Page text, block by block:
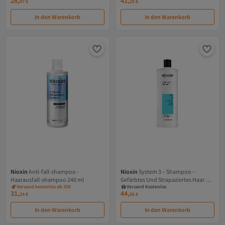
In den Warenkorb In den Warenkorb
Nioxin Anti-fall-shampoo -
Haarausfall-shampoo 240 ml
Versand kostenlos ab 35€
31,24€
In den Warenkorb
Nioxin System 3 – Shampoo –
Gefärbtes Und Strapaziertes Haar Mit
Milder Schwächung, 1000 ml
Versand Kostenlos
Gratis Versand
Versand Kostenlos
44,66€
In den Warenkorb